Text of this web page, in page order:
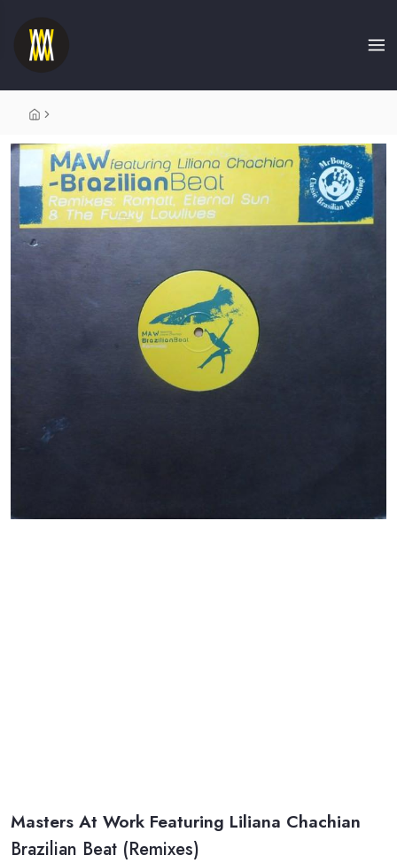
Masters At Work Featuring Liliana Chachian
Brazilian Beat (Remixes)